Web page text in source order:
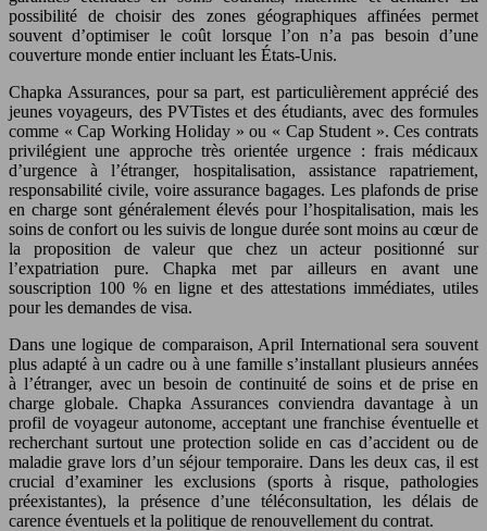
possibilité de choisir des zones géographiques affinées permet
souvent d’optimiser le coût lorsque l’on n’a pas besoin d’une
couverture monde entier incluant les États-Unis.
Chapka Assurances, pour sa part, est particulièrement apprécié des
jeunes voyageurs, des PVTistes et des étudiants, avec des formules
comme « Cap Working Holiday » ou « Cap Student ». Ces contrats
privilégient une approche très orientée urgence : frais médicaux
d’urgence à l’étranger, hospitalisation, assistance rapatriement,
responsabilité civile, voire assurance bagages. Les plafonds de prise
en charge sont généralement élevés pour l’hospitalisation, mais les
soins de confort ou les suivis de longue durée sont moins au cœur de
la proposition de valeur que chez un acteur positionné sur
l’expatriation pure. Chapka met par ailleurs en avant une
souscription 100 % en ligne et des attestations immédiates, utiles
pour les demandes de visa.
Dans une logique de comparaison, April International sera souvent
plus adapté à un cadre ou à une famille s’installant plusieurs années
à l’étranger, avec un besoin de continuité de soins et de prise en
charge globale. Chapka Assurances conviendra davantage à un
profil de voyageur autonome, acceptant une franchise éventuelle et
recherchant surtout une protection solide en cas d’accident ou de
maladie grave lors d’un séjour temporaire. Dans les deux cas, il est
crucial d’examiner les exclusions (sports à risque, pathologies
préexistantes), la présence d’une téléconsultation, les délais de
carence éventuels et la politique de renouvellement du contrat.